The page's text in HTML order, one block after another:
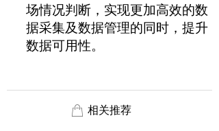
场情况判断，实现更加高效的数
据采集及数据管理的同时，提升
数据可用性。
ꂆ 相关推荐